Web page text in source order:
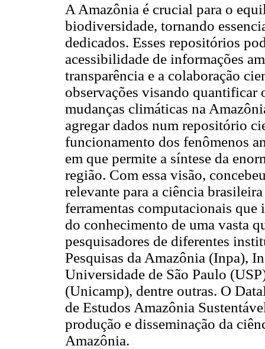
A Amazônia é crucial para o
biodiversidade, tornando
dedicados. Esses repositórios
acessibilidade de informações
transparência e a colaboração
observações visando quantificar
mudanças climáticas na
agregar dados num repositório
funcionamento dos fenômenos
em que permite a síntese da
região. Com essa visão,
relevante para a ciência
ferramentas computacionais que
do conhecimento de uma vasta
pesquisadores de diferentes
Pesquisas da Amazônia (Inpa),
Universidade de São Paulo
(Unicamp), dentre outras. O
de Estudos Amazônia
produção e disseminação da
Amazônia.